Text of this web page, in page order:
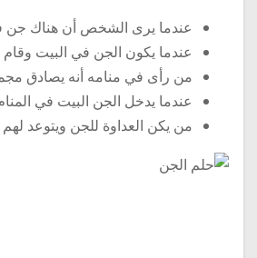
عندما يرى الشخص أن هناك جن في
عندما يكون الجن في البيت وقام
من رأى في منامه أنه يصادق
عندما يدخل الجن البيت في
من يكن العداوة للجن ويتوعد